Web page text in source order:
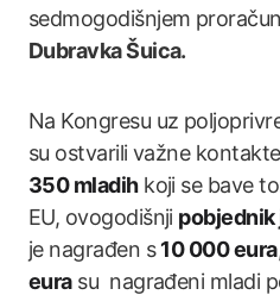
sedmogodišnjem
Dubravka Šuica.
Na Kongresu uz
su ostvarili važne
350 mladihkoji se bave
EU, ovogodišnji pobjednik
je nagrađen s10 000 eura
eurasu nagrađeni mladi